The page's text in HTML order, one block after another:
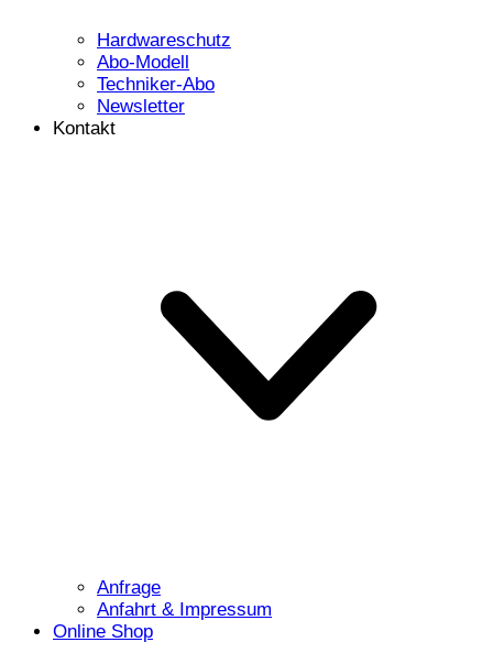
Hardwareschutz
Abo-Modell
Techniker-Abo
Newsletter
Kontakt
Anfrage
Anfahrt & Impressum
Online Shop